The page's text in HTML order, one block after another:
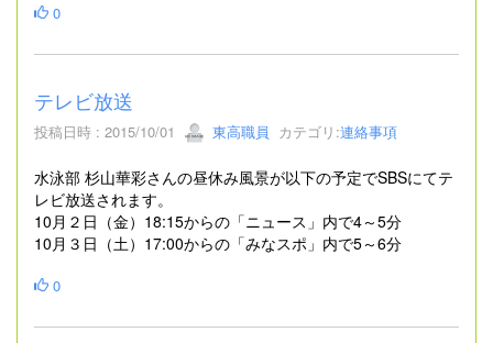
0
テレビ放送
投稿日時 : 2015/10/01 東高職員 カテゴリ:連絡事項
水泳部 杉山華彩さんの昼休み風景が以下の予定でSBSにてテ
レビ放送されます。
10月２日（金）18:15からの「ニュース」内で4～5分
10月３日（土）17:00からの「みなスポ」内で5～6分
0